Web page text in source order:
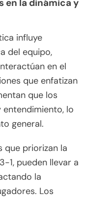
en la dinámica y
influye
del equipo,
en el
que enfatizan
que los
lo
general.
que priorizan la
1, pueden llevar a
la
Los